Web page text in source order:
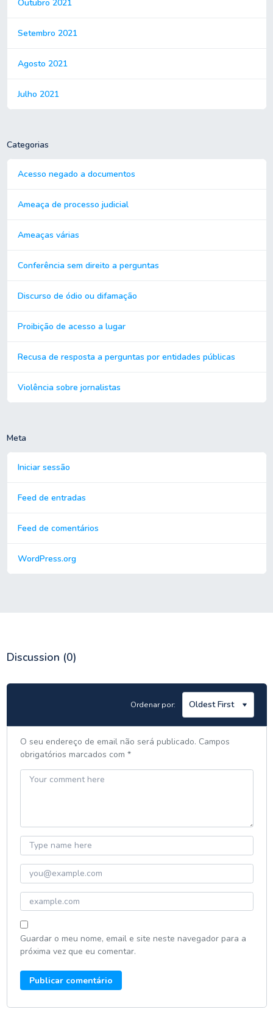
Outubro 2021
Setembro 2021
Agosto 2021
Julho 2021
Categorias
Acesso negado a documentos
Ameaça de processo judicial
Ameaças várias
Conferência sem direito a perguntas
Discurso de ódio ou difamação
Proibição de acesso a lugar
Recusa de resposta a perguntas por entidades públicas
Violência sobre jornalistas
Meta
Iniciar sessão
Feed de entradas
Feed de comentários
WordPress.org
Discussion (0)
Ordenar por:
O seu endereço de email não será publicado. Campos
obrigatórios marcados com *
Guardar o meu nome, email e site neste navegador para a
próxima vez que eu comentar.